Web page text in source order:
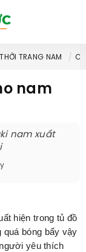
THỜI TRANG NAM
nam
nam xuất
hiện trong tủ đồ
quá bóng bẩy vậy
yêu thích